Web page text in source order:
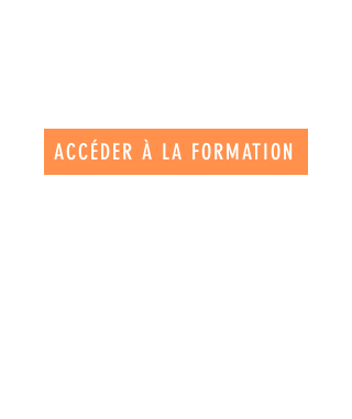
ACCÉDER À LA FORMATION